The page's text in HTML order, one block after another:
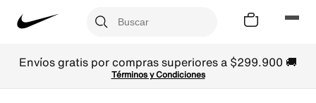
Envíos gratis por compras superiores a $299.900 🚚
Términos y Condiciones